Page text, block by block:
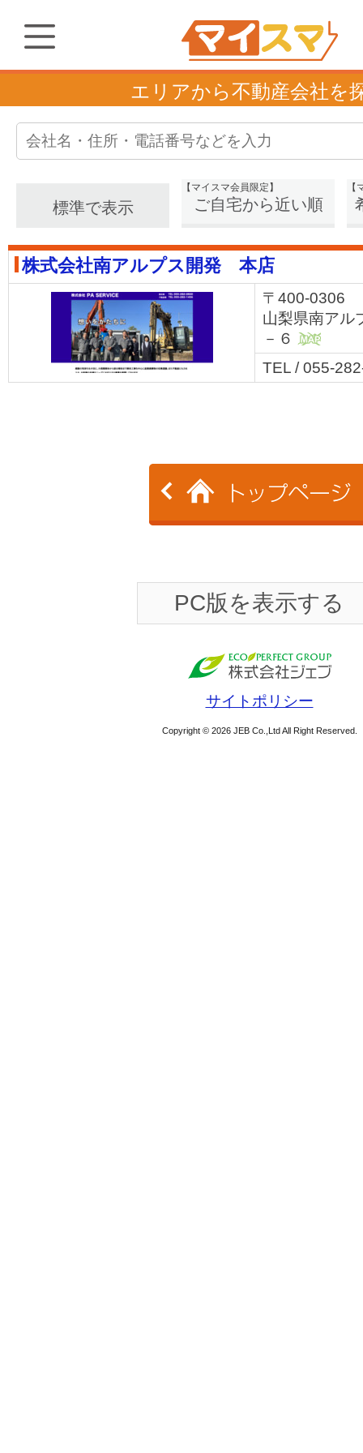
エリアから不動産会社を
標準で表示
【マイスマ会員限定】
ご自宅から近い順
株式会社南アルプス開発 本店
〒400-0306
山梨県南アル
－６
MAP
TEL / 055-
PC版を表示する
サイトポリシー
Copyright © 2026 JEB Co.,Ltd All Right Reserved.